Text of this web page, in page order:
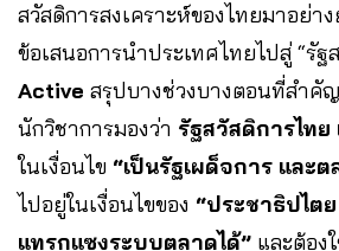
สวัสดิการสงเคราะห์ของไทยมาอย่า
ข้อเสนอการนำประเทศไทยไปสู่ “รัฐ
Active สรุปบางช่วงบางตอนที่สำคั
นักวิชาการมองว่า รัฐสวัสดิการไทย
ในเงื่อนไข “เป็นรัฐเผด็จการ และต
ไปอยู่ในเงื่อนไขของ “ประชาธิปไต
แทรกแซงระบบตลาดได้” และต้อง